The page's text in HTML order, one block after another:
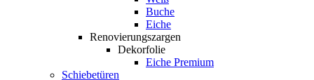
Buche
Eiche
Renovierungszargen
Dekorfolie
Eiche Premium
Schiebetüren